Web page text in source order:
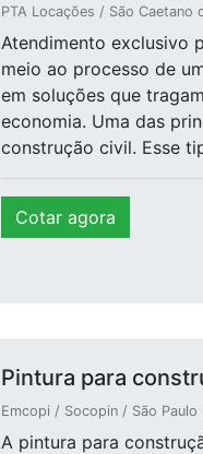
PTA Locações / São Caetano
Atendimento exclusivo
meio ao processo de
em soluções que
economia. Uma das
construção civil. Esse
Cotar agora
Pintura para
Emcopi / Socopin / São Paulo
A pintura para